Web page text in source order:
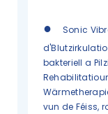
●
Sonic
bakteriell a
vun de Féiss,